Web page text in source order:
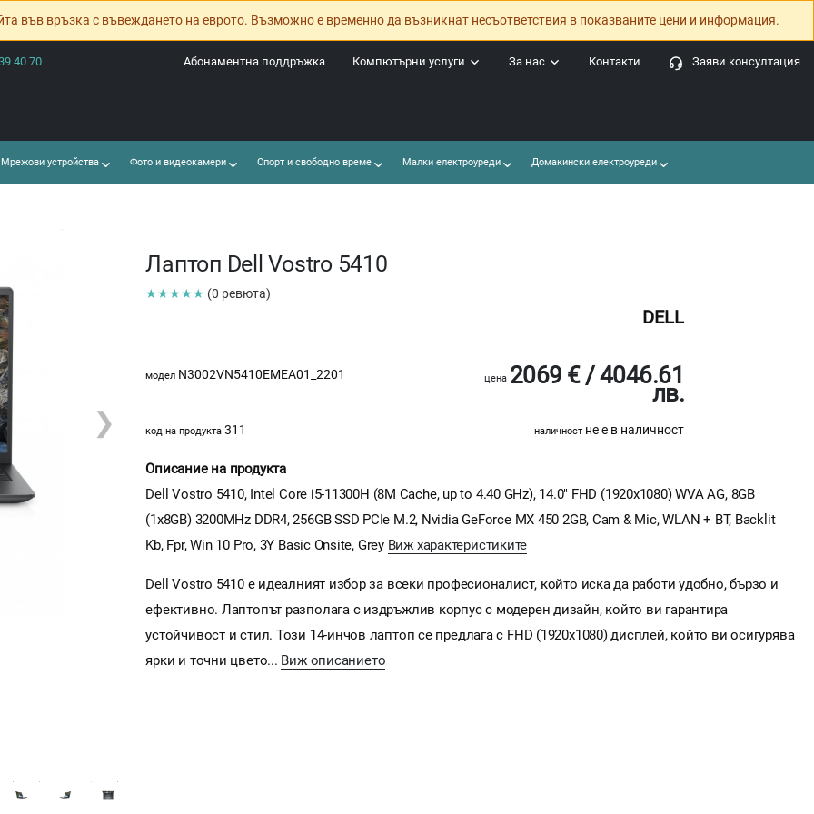
във връзка с въвеждането на еврото. Възможно е временно да възникнат несъответствия в показваните цени и информация.
40 70 Заяви консултация
Контакти
За нас
Компютърни услуги
Абонаментна поддръжка
устройства Фото и видеокамери Спорт и свободно време Малки електроуреди Домакински електроуреди
❯
Лаптоп Dell Vostro 5410
★★★★★ (0 ревюта)
DELL
модел N3002VN5410EMEA01_2201 цена 2069 € / 4046.61
лв.
код на продукта 311 наличност не е в наличност
Описание на продукта
Dell Vostro 5410, Intel Core i5-11300H (8M Cache, up to 4.40 GHz), 14.0" FHD (1920x1080) WVA AG, 8GB
(1x8GB) 3200MHz DDR4, 256GB SSD PCIe M.2, Nvidia GeForce MX 450 2GB, Cam & Mic, WLAN + BT, Backlit
Kb, Fpr, Win 10 Pro, 3Y Basic Onsite, Grey Виж характеристиките
Dell Vostro 5410 е идеалният избор за всеки професионалист, който иска да работи удобно, бързо и
ефективно. Лаптопът разполага с издръжлив корпус с модерен дизайн, който ви гарантира
устойчивост и стил. Този 14-инчов лаптоп се предлага с FHD (1920x1080) дисплей, който ви осигурява
ярки и точни цвето... Виж описанието